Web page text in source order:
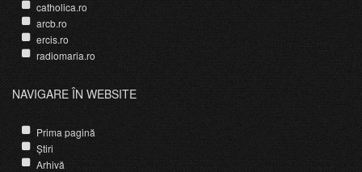
catholica.ro
arcb.ro
ercis.ro
radiomaria.ro
NAVIGARE ÎN WEBSITE
Prima pagină
Știri
Arhivă